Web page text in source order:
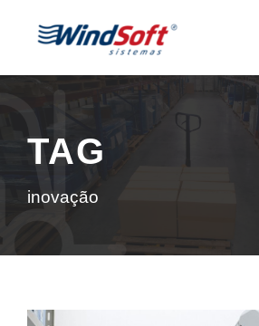
TAG
inovação